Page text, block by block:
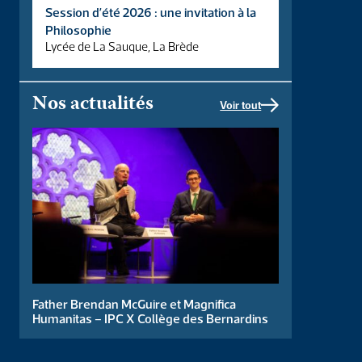
Session d’été 2026 : une invitation à la
Philosophie
Lycée de La Sauque, La Brède
Nos actualités Voir tout
Father Brendan McGuire et Magnifica
Humanitas – IPC X Collège des Bernardins
Cours ouvert à tous donné par 4 doctorants anciens de l’IPC :
Brice de Beaudrap, Raphaël Bompy, David Galeano-Cabral &
Antoine Gazeaud. 4 soirées pour comprendre, débattre et
réfléchir ensemble […]
Biais cognitifs &
anthropologie